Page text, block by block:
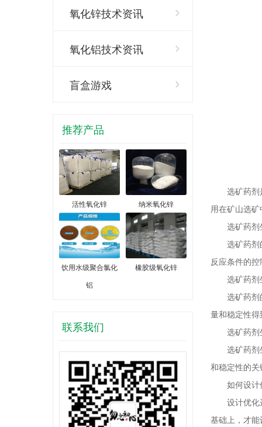
氧化锌技术资讯
氧化铝技术资讯
盲盒游戏
推荐产品
活性氧化锌 纳米氧化锌
饮用水级聚合氯化
铝
橡胶级氧化锌
联系我们
选矿药剂是
用在矿山选
选矿药剂
选矿药剂的
反应条件的
选矿药剂
选矿药剂的
量和稳定性
选矿药剂
选矿药剂生
和稳定性的
如何设计
设计优化选
基础上，才